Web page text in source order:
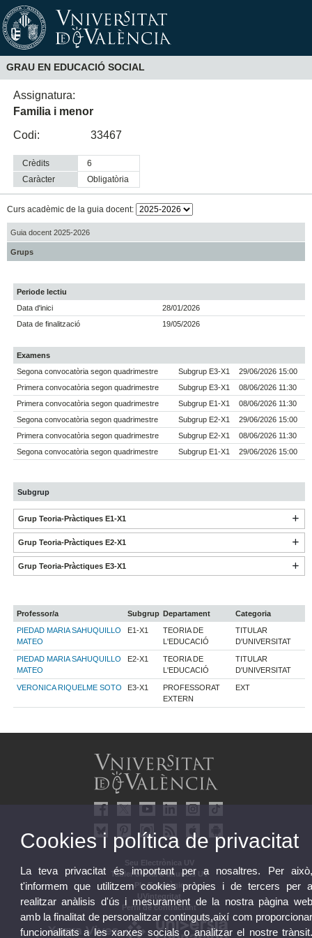
GRAU EN EDUCACIÓ SOCIAL
Assignatura:
Familia i menor
Codi:
33467
Crèdits
6
Caràcter
obligatòria
Curs acadèmic de la guia docent:
Guia docent 2025-2026
Grups
Periode lectiu
Data d'inici
28/01/2026
Data de finalització
19/05/2026
Examens
Segona convocatòria segon quadrimestre
Subgrup E3-X1
29/06/2026 15:00
Primera convocatòria segon quadrimestre
Subgrup E3-X1
08/06/2026 11:30
Primera convocatòria segon quadrimestre
Subgrup E1-X1
08/06/2026 11:30
Segona convocatòria segon quadrimestre
Subgrup E2-X1
29/06/2026 15:00
Primera convocatòria segon quadrimestre
Subgrup E2-X1
08/06/2026 11:30
Segona convocatòria segon quadrimestre
Subgrup E1-X1 29/06/2026 15:00
Subgrup
Grup Teoria-Pràctiques E1-X1
Grup Teoria-Pràctiques E2-X1
Grup Teoria-Pràctiques E3-X1
Professor/a Subgrup Departament
Categoria
PIEDAD MARIA SAHUQUILLO
MATEO
E1-X1
TEORIA DE
L'EDUCACIÓ
TITULAR
D'UNIVERSITAT
PIEDAD MARIA SAHUQUILLO
MATEO
E2-X1
TEORIA DE
L'EDUCACIÓ
TITULAR
D'UNIVERSITAT
VERONICA RIQUELME SOTO E3-X1
PROFESSORAT
EXTERN
EXT
Seu Electrònica UV
Tauler oficial d'anuncis UV
Pla Estratègic
UVintegritat
Perfil de contractant
Cookies i política de privacitat
La teva privacitat és important per a nosaltres. Per
t'informem que utilitzem cookies pròpies i de tercers per
realitzar anàlisis d'ús i mesurament de la nostra pàgina
amb la finalitat de personalitzar continguts,així com
funcionalitats a les xarxes socials o analitzar el nostre